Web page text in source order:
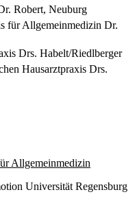
Robert, Neuburg
für Allgemeinmedizin Dr.
Drs. Habelt/Riedlberger
Hausarztpraxis Drs.
Allgemeinmedizin
Universität Regensburg